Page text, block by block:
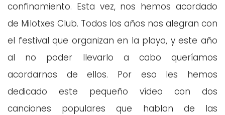
confinamiento. Esta vez, nos hemos acordado
de Milotxes Club. Todos los años nos alegran con
el festival que organizan en la playa, y este año
al no poder llevarlo a cabo queríamos
acordarnos de ellos. Por eso les hemos
dedicado este pequeño vídeo con dos
canciones populares que hablan de las